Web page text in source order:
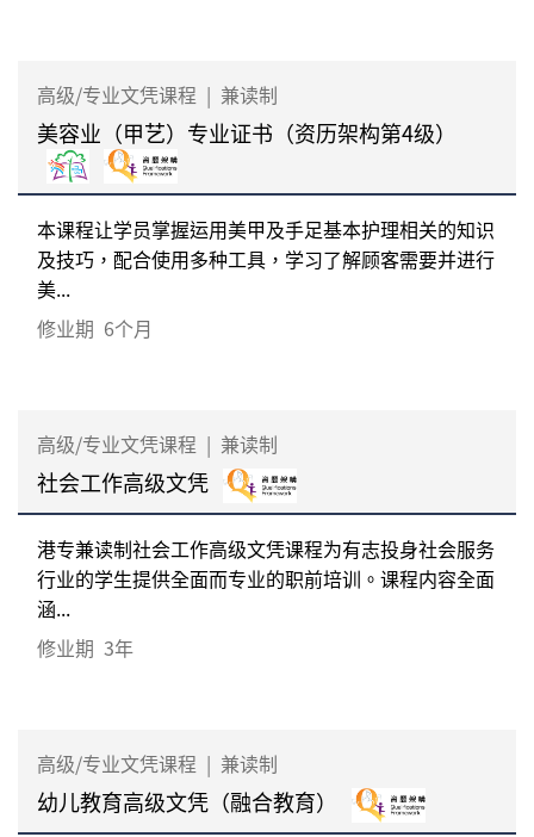
高级/专业文凭课程 | 兼读制
美容业（甲艺）专业证书（资历架构第4级）
本课程让学员掌握运用美甲及手足基本护理相关的知识
及技巧，配合使用多种工具，学习了解顾客需要并进行
美...
修业期 6个月
高级/专业文凭课程 | 兼读制
社会工作高级文凭
港专兼读制社会工作高级文凭课程为有志投身社会服务
行业的学生提供全面而专业的职前培训。课程内容全面
涵...
修业期 3年
高级/专业文凭课程 | 兼读制
幼儿教育高级文凭（融合教育）